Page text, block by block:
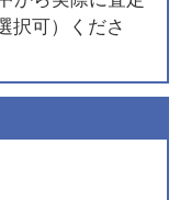
択可）くださ